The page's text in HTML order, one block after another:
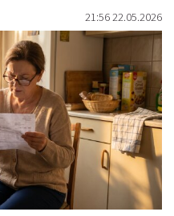
21:56 22.05.2026